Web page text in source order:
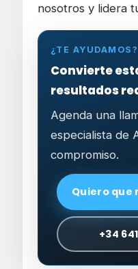
nosotros y lidera
¿TE AYUDAMOS?
Convierte
resultados
Agenda una
especialista de
compromiso.
Quiero que
+34